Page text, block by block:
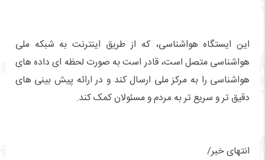
این ایستگاه هواشناسی، که از طریق اینترنت به شبکه ملی
هواشناسی متصل است، قادر است به صورت لحظه ای داده های
هواشناسی را به مرکز ملی ارسال کند و در ارائه پیش بینی های
دقیق تر و سریع تر به مردم و مسئولان کمک کند.
انتهای خبر/